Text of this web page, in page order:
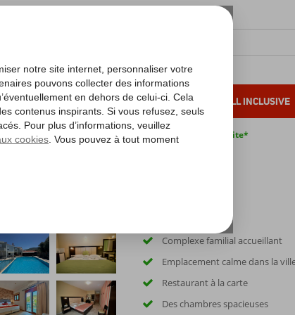
D'HIVER VACANCES AU SOLEIL ALL INCLUSIVE
Pas de surcharge carburant Annulation gratuite*
Complexe familial accueillant
Emplacement calme dans la
Restaurant à la carte
Des chambres spacieuses